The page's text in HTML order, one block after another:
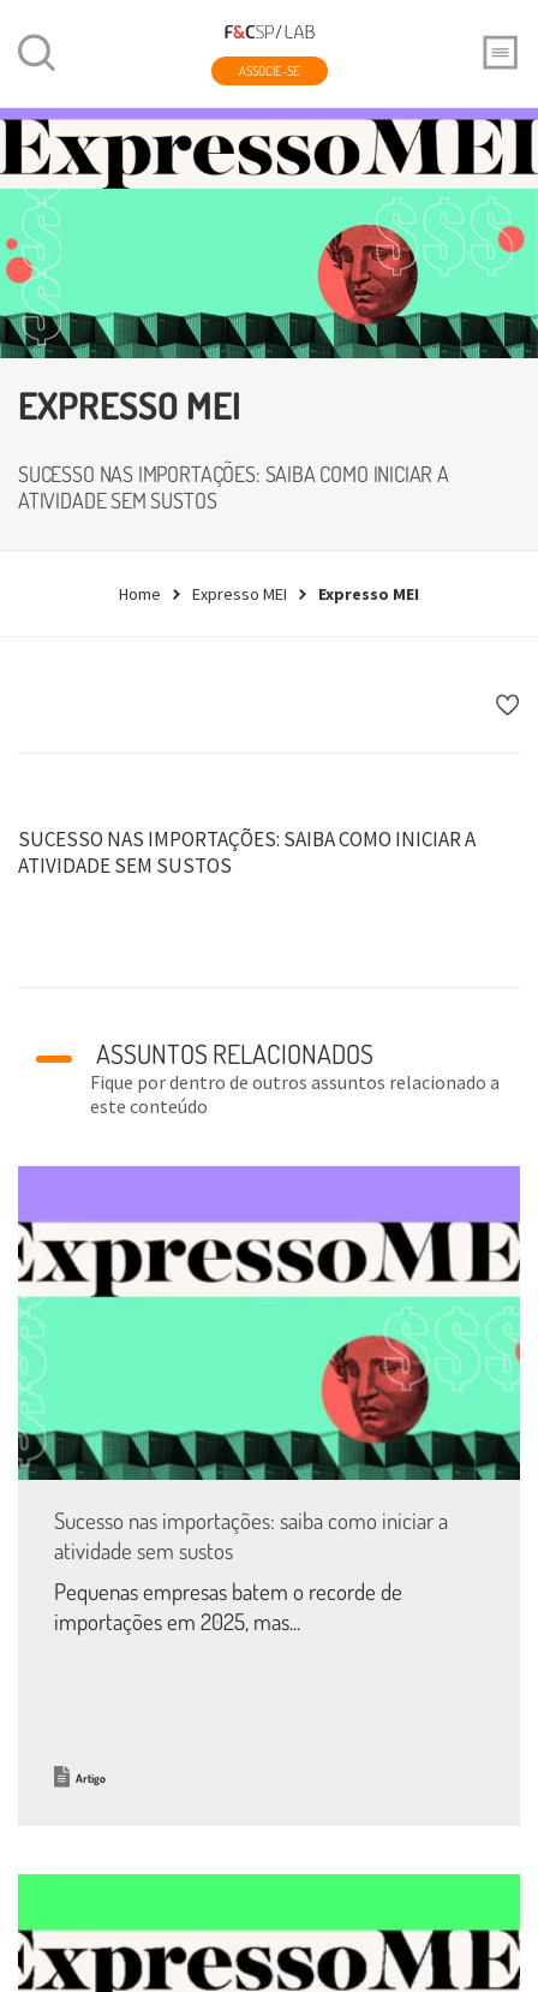
ASSOCIE-SE
EXPRESSO MEI
SUCESSO NAS IMPORTAÇÕES: SAIBA COMO INICIAR A
ATIVIDADE SEM SUSTOS
Home Expresso MEI Expresso MEI
SUCESSO NAS IMPORTAÇÕES: SAIBA COMO INICIAR A
ATIVIDADE SEM SUSTOS
ASSUNTOS RELACIONADOS
Fique por dentro de outros assuntos relacionado a
este conteúdo
Sucesso nas importações: saiba como iniciar a
atividade sem sustos
Pequenas empresas batem o recorde de
importações em 2025, mas...
Artigo